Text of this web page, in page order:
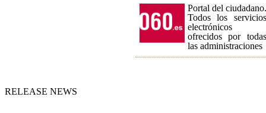
Portal del ciudadano.
Todos los servicios
electrónicos
ofrecidos por todas
las administraciones
RELEASE NEWS